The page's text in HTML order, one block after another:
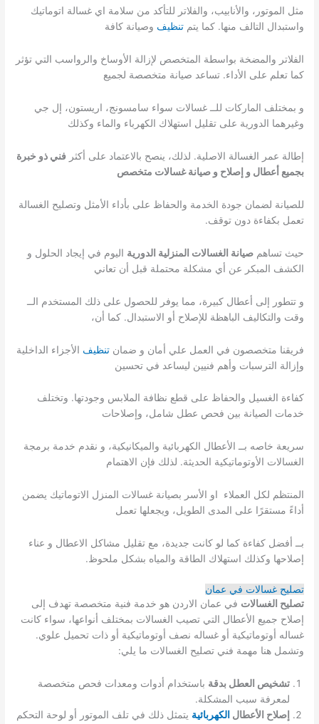
مثل الموتور، والأنابيب، والفلاتر للتأكد من سلامة اي غسالة اتوماتيك
واستبدال التالف منها. كما يتمتنظيف وصيانة كافة
الفلاتر والمضخة بواسطة المتخصص لإزالة الأوساخ والرواسب التي تؤثر
كما تعلم على الأداء. تساعد صيانة متخصصة لجميع
و بمختلف الماركات للــ غسالات سواء سامسونج، اريستون، إل جي
وغيرهما الدورية على تقليل استهلاك الكهرباء والماء وكذلك
إطالة عمر الغسالة الاصلية. لذلك، ينصح بالاعتماد على أكثرفني ذو خبرة
بجميع أعطال و إصلاح و صيانة غسالات متخصص
للصيانة لضمان جودة الخدمة والحفاظ على بأداء الأمثل وتصليح الغسالة
تعمل بكفاءة دون توقف.
حيث تساهمصيانة الغسالات المنزلية الدورية اليوم في إيجاد الحلول و
الكشف المبكر عن أي مشكلة محتملة قبل أن تعاني
و تتطور إلى أعطال كبيرة، مما يوفر للحصول على ذلك المستخدم الــ
وقت والتكاليف الباهظة للإصلاح أو الاستبدال. كما أن،
فريقنا متخصصون في العمل علي أمان و ضمانتنظيف الأجزاء الداخلية
وإزالة الترسبات وأهم فنيين ليساعد في تحسين
كفاءة الغسيل والحفاظ على قطع نظافة الملابس وجودتها. وتختلف
خدمات الصيانة بين فحص عطل شامل، وإصلاحات
سريعة خاصه بــ الأعطال الكهربائية والميكانيكية، و نقدم خدمة برمجة
الغسالات الأوتوماتيكية الحديثة. لذلك فإن الاهتمام
المنتظم لكل العملاء او الأسر بصيانة غسالات المنزل الاتوماتيك يضمن
أداءً مستقرًا على المدى الطويل، ويجعلها تعمل
بــ أفضل كفاءة كما لو كانت جديدة، مع تقليل مشاكل الاعطال و عناء
إصلاحها وكذلك استهلاك الطاقة والمياه بشكل ملحوظ.
تصليح غسالات في عمان
تصليح الغسالات في عمان الاردن هو خدمة فنية متخصصة تهدف إلى
إصلاح جميع الأعطال التي تصيب الغسالات بمختلف أنواعها، سواء كانت
غساله أوتوماتيكية أو غساله نصف أوتوماتيكية أو ذات تحميل علوي.
وتشمل هنا مهمة فني تصليح الغسالات ما يلي:
تشخيص العطل بدقة باستخدام أدوات ومعدات فحص متخصصة
لمعرفة سبب المشكلة.
إصلاح الأعطال الكهربائية يتمثل ذلك في تلف الموتور أو لوحة التحكم